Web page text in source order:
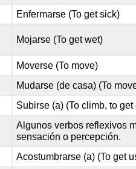
Enfermarse (To get sick)
Mojarse (To get wet)
Moverse (To move)
Mudarse (de casa) (To
Subirse (a) (To climb, to get
Algunos verbos reflexivos
sensación o percepción.
Acostumbrarse (a) (To get